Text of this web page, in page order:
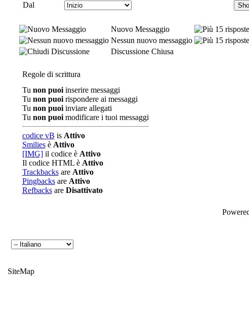
Dal
Nuovo Messaggio
Nessun nuovo messaggio
Discussione Chiusa
Regole di scrittura
Tu non puoiinserire messaggi
Tu non puoirispondere ai messaggi
Tu non puoiinviare allegati
Tu non puoimodificare i tuoi messaggi
codice vB is Attivo
Smiliesè Attivo
[IMG]il codice è Attivo
Il codice HTML è Attivo
Trackbacksare Attivo
Pingbacksare Attivo
Refbacksare Disattivato
SiteMap